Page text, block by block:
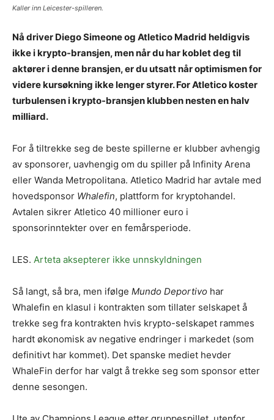
Kaller inn Leicester-spilleren.
Nå driver Diego Simeone og Atletico Madrid heldigvis
ikke i krypto-bransjen, men når du har koblet deg til
aktører i denne bransjen, er du utsatt når optimismen for
videre kursøkning ikke lenger styrer. For Atletico koster
turbulensen i krypto-bransjen klubben nesten en halv
milliard.
For å tiltrekke seg de beste spillerne er klubber avhengig
av sponsorer, uavhengig om du spiller på Infinity Arena
eller Wanda Metropolitana. Atletico Madrid har avtale med
hovedsponsor Whalefin, plattform for kryptohandel.
Avtalen sikrer Atletico 40 millioner euro i
sponsorinntekter over en femårsperiode.
LES. Arteta aksepterer ikke unnskyldningen
Så langt, så bra, men ifølge Mundo Deportivo har
Whalefin en klasul i kontrakten som tillater selskapet å
trekke seg fra kontrakten hvis krypto-selskapet rammes
hardt økonomisk av negative endringer i markedet (som
definitivt har kommet). Det spanske mediet hevder
WhaleFin derfor har valgt å trekke seg som sponsor etter
denne sesongen.